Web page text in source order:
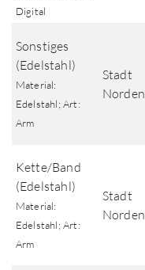
Digital
Sonstiges
(Edelstahl)
Material:
Edelstahl; Art:
Arm
Stadt
Norden
Kette/Band
(Edelstahl)
Material:
Edelstahl; Art:
Arm
Stadt
Norden